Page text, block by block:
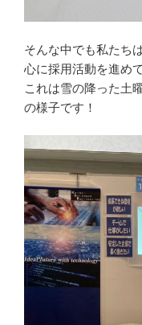
そんな中でも私たち
心に採用活動を進め
これは雪の降った土
の様子です！